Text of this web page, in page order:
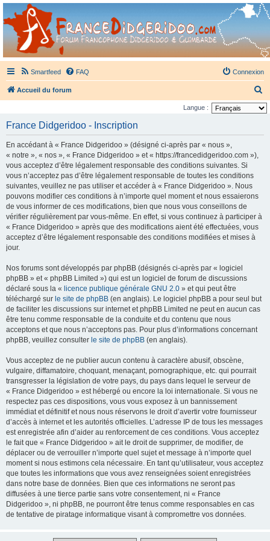
France Didgeridoo
Didgeridoo et Guimbarde sur France Didgeridoo - retrouvez la communauté.
Smartfeed FAQ Connexion
Accueil du forum
e
h
Langue :
France Didgeridoo - Inscription
En accédant à « France Didgeridoo » (désigné ci-après par « nous »,
« notre », « nos », « France Didgeridoo » et « https://francedidgeridoo.com »),
vous acceptez d’être légalement responsable des conditions suivantes. Si
vous n’acceptez pas d’être légalement responsable de toutes les conditions
suivantes, veuillez ne pas utiliser et accéder à « France Didgeridoo ». Nous
pouvons modifier ces conditions à n’importe quel moment et nous essaierons
de vous informer de ces modifications, bien que nous vous conseillons de
vérifier régulièrement par vous-même. En effet, si vous continuez à participer à
« France Didgeridoo » après que des modifications aient été effectuées, vous
acceptez d’être légalement responsable des conditions modifiées et mises à
jour.
Nos forums sont développés par phpBB (désignés ci-après par « logiciel
phpBB » et « phpBB Limited ») qui est un logiciel de forum de discussions
déclaré sous la « licence publique générale GNU 2.0 » et qui peut être
téléchargé sur le site de phpBB (en anglais). Le logiciel phpBB a pour seul but
de faciliter les discussions sur internet et phpBB Limited ne peut en aucun cas
être tenu comme responsable de la conduite et du contenu que nous
acceptons et que nous n’acceptons pas. Pour plus d’informations concernant
phpBB, veuillez consulter le site de phpBB (en anglais).
Vous acceptez de ne publier aucun contenu à caractère abusif, obscène,
vulgaire, diffamatoire, choquant, menaçant, pornographique, etc. qui pourrait
transgresser la législation de votre pays, du pays dans lequel le serveur de
« France Didgeridoo » est hébergé ou encore la loi internationale. Si vous ne
respectez pas ces dispositions, vous vous exposez à un bannissement
immédiat et définitif et nous nous réservons le droit d’avertir votre fournisseur
d’accès à internet et les autorités officielles. L’adresse IP de tous les messages
est enregistrée afin d’aider au renforcement de ces conditions. Vous acceptez
le fait que « France Didgeridoo » ait le droit de supprimer, de modifier, de
déplacer ou de verrouiller n’importe quel sujet et message à n’importe quel
moment si nous estimons cela nécessaire. En tant qu’utilisateur, vous acceptez
que toutes les informations que vous avez renseignées soient enregistrées
dans notre base de données. Bien que ces informations ne seront pas
diffusées à une tierce partie sans votre consentement, ni « France
Didgeridoo », ni phpBB, ne pourront être tenus comme responsables en cas
de tentative de piratage informatique visant à compromettre vos données.